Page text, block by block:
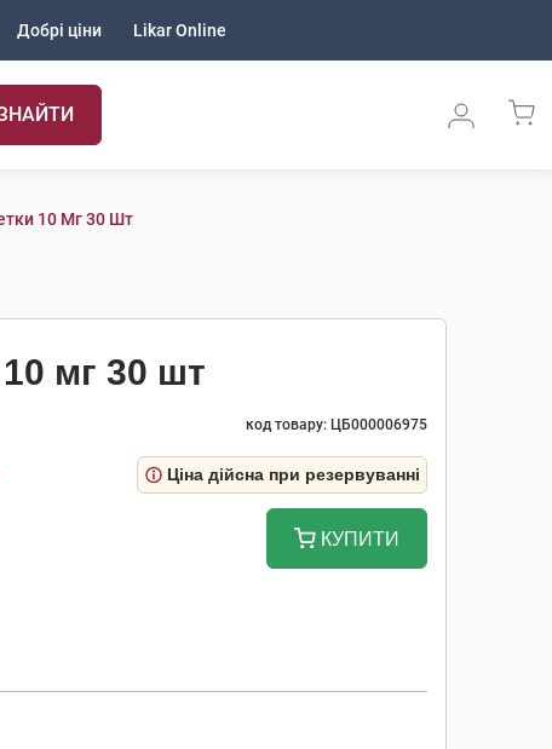
Добрі ціни Likar Online
10 Мг 30 Шт
мг 30 шт
код товару: ЦБ000006975
Ціна дійсна при резервуванні
КУПИТИ